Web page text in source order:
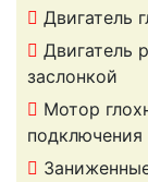
Двигатель
Двигатель
заслонкой
Мотор